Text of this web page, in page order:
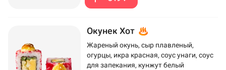
Окунек Хот
Жареный окунь, сыр плавленый,
огурцы, икра красная, соус унаги, соус
для запекания, кунжут белый